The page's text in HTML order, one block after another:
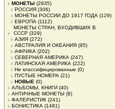
МОНЕТЫ (2935)
РОССИЯ (306)
МОНЕТЫ РОССИИ ДО 1917 ГОДА (129)
ЕВРОПА (1112)
МОНЕТЫ СТРАН, ВХОДИВШИХ В
СССР (329)
АЗИЯ (272)
АВСТРАЛИЯ И ОКЕАНИЯ (95)
АФРИКА (202)
СЕВЕРНАЯ АМЕРИКА (247)
ЛАТИНСКАЯ АМЕРИКА (222)
Не классифицированные (0)
ПУСТЫЕ НОМЕРА (21)
НОВЫЕ (0)
АЛЬБОМЫ, КНИГИ (40)
АНТИЧНЫЕ МОНЕТЫ (8)
ФАЛЕРИСТИК (241)
БОНИСТИКА (1481)